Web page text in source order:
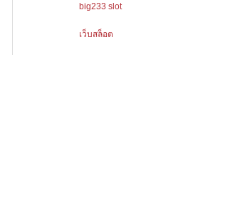
big233 slot
เว็บสล็อต